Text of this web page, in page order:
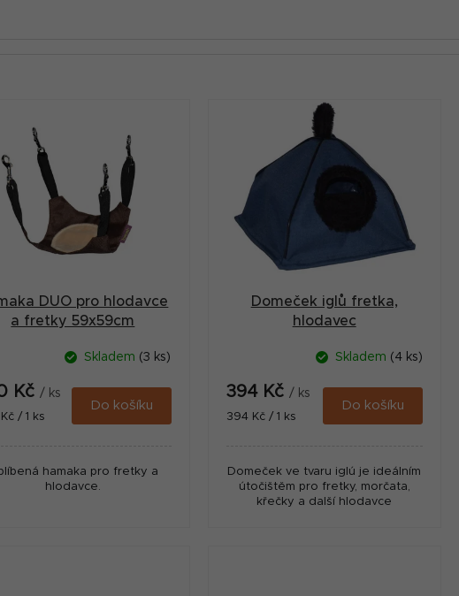
DUO pro hlodavce
a fretky 59x59cm
Skladem (3 ks)
Kč/ ks
/ 1 ks
Do košíku
hamaka pro fretky a
hlodavce.
Domeček iglů fretka,
hlodavec
Skladem (4 ks)
394 Kč / ks
Měrná
394 Kč / 1 ks
Do košíku
Domeček ve tvaru iglú je ideálním
útočištěm pro fretky, morčata,
křečky a další hlodavce